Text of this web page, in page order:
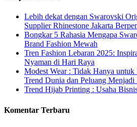
Lebih dekat dengan Swarovski
Supplier Rhinestone Jakarta
Bongkar 5 Rahasia Mengapa
Brand Fashion Mewah
Tren Fashion Lebaran 2025:
Nyaman di Hari Raya
Modest Wear : Tidak Hanya
Trend Dunia dan Peluang
Trend Hijab Printing : Usaha
Komentar Terbaru